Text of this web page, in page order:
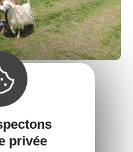
de la Borde
privée